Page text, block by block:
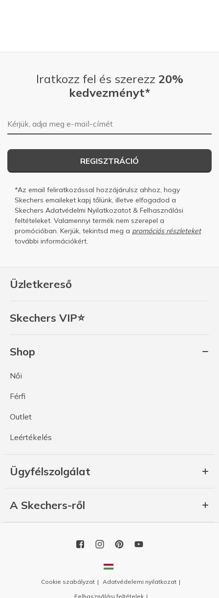
Üzletkereső
Skechers VIP⭐
Shop
Női
Férfi
Outlet
Leértékelés
Ügyfélszolgálat
A Skechers-ről
Iratkozz fel és szerezz 20%
kedvezményt*
E-mail-cím
REGISZTRÁCIÓ
*Az email feliratkozással hozzájárulsz ahhoz, hogy
Skechers emaileket kapj tőlünk, illetve elfogadod a
Skechers Adatvédelmi Nyilatkozatot & Felhasználási
feltételeket. Valamennyi termék nem szerepel a
promócióban. Kerjük, tekintsd meg a promóciós részleteket
további információkért.
Cookie szabályzat
Adatvédelemi nyilatkozat
Felhasználási feltételek